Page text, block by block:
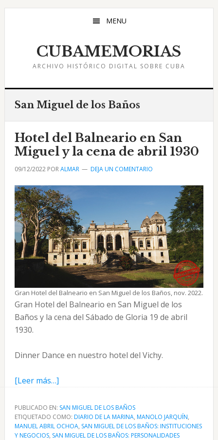
Saltar
Saltar
Saltar
MENU
CUBAMEMORIAS
ARCHIVO HISTÓRICO DIGITAL SOBRE CUBA
San Miguel de los Baños
Hotel del Balneario en San
Miguel y la cena de abril 1930
09/12/2022PORALMAR DEJA UN COMENTARIO
Gran Hotel del Balneario en San Miguel de los Baños, nov. 2022.
Gran Hotel del Balneario en San Miguel de los
Baños y la cena del Sábado de Gloria 19 de abril
1930.
Dinner Dance en nuestro hotel del Vichy.
[Leer más…]acerca
Hotel
del
Balneario
PUBLICADO EN: SAN MIGUEL DE LOS BAÑOS
ETIQUETADO COMO: DIARIO DE LA MARINA, MANOLO JARQUÍN,
MANUEL ABRIL OCHOA, SAN MIGUEL DE LOS BAÑOS: INSTITUCIONES
Y NEGOCIOS, SAN MIGUEL DE LOS BAÑOS: PERSONALIDADES